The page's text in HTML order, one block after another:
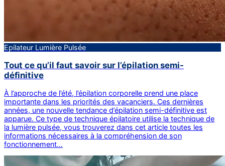
Epilateur Lumière Pulsée
Tout ce qu’il faut savoir sur l’épilation semi-
définitive
À l’approche de l’été, l’épilation corporelle prend une place
importante dans les priorités des vacanciers. Ces dernières
années, une nouvelle tendance d’épilation semi-définitive est
apparue. Ce type de technique épilatoire utilise la technique de
la lumière pulsée, vous trouverez dans cet article toutes les
informations nécessaires à la compréhension de son
fonctionnement…